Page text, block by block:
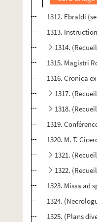
1312. Ebraldi
1313.
1314.
1315. Magistri
1316. Cronica
1317.
1318.
1319.
1320. M. T.
1321.
1322.
1323. Missa ad
1324.
1325. (Plans